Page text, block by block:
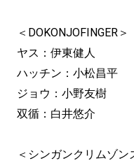
＜DOKONJOFINGER＞
ヤス：伊東健人
ハッチン：小松昌平
ジョウ：小野友樹
双循：白井悠介
＜シンガンクリムゾン